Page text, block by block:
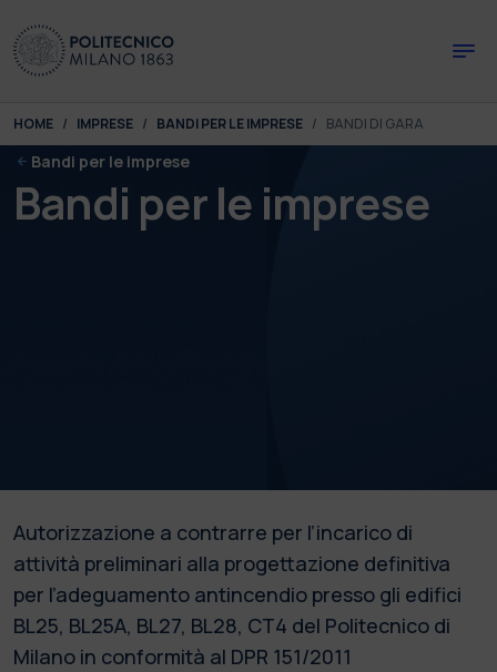
You are here:
HOME IMPRESE BANDI PER LE IMPRESE BANDI DI GARA
Bandi per le imprese
Bandi per le imprese
Autorizzazione a contrarre per l’incarico di
attività preliminari alla progettazione definitiva
per l’adeguamento antincendio presso gli edifici
BL25, BL25A, BL27, BL28, CT4 del Politecnico di
Milano in conformità al DPR 151/2011